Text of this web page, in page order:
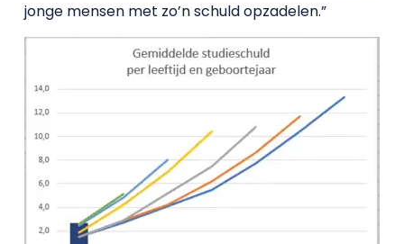
jonge mensen met zo’n schuld opzadelen.”